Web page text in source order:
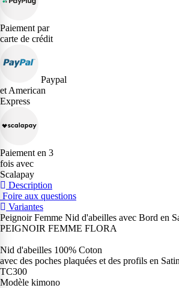
Paiement par
carte de crédit
Paypal
et American
Express
Paiement en 3
fois avec
Scalapay
Description
Foire aux questions
Variantes
Peignoir Femme Nid d'abeilles avec Bord en
PEIGNOIR FEMME FLORA
Nid d'abeilles 100% Coton
avec des poches plaquées et des profils en
TC300
Modèle kimono